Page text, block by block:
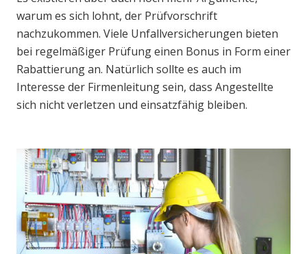
warum es sich lohnt, der Prüfvorschrift
nachzukommen. Viele Unfallversicherungen bieten
bei regelmäßiger Prüfung einen Bonus in Form einer
Rabattierung an. Natürlich sollte es auch im
Interesse der Firmenleitung sein, dass Angestellte
sich nicht verletzen und einsatzfähig bleiben.